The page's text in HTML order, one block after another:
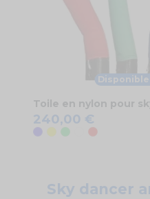
Toile en nylon pour
240,00 €
BleuJaune
Vert BlancRouge
Sky dancer